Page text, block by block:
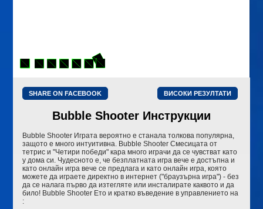
SHARE ON FACEBOOK ВИСОКИ РЕЗУЛТАТИ
Bubble Shooter Инструкции
Bubble Shooter Играта вероятно е станала толкова популярна,
защото е много интуитивна. Bubble Shooter Смесицата от
тетрис и "Четири победи" кара много играчи да се чувстват като
у дома си. Чудесното е, че безплатната игра вече е достъпна и
като онлайн игра вече се предлага и като онлайн игра, която
можете да играете директно в интернет ("браузърна игра") - без
да се налага първо да изтегляте или инсталирате каквото и да
било! Bubble Shooter Ето и кратко въведение в управлението на
: